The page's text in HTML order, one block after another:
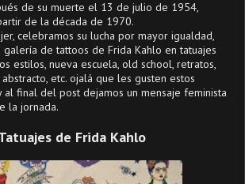
de su muerte el 13 de julio de 1954,
de la década de 1970.
celebramos su lucha por mayor igualdad,
de tattoos de Frida Kahlo en tatuajes
estilos, nueva escuela, old school, retratos,
etc. ojalá que les gusten estos
al final del post dejamos un mensaje feminista
la jornada.
de Frida Kahlo